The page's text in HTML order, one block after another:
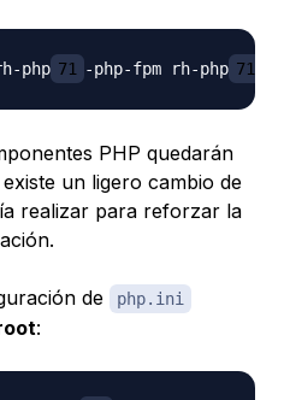
php 71 -php-fpm rh-php 71
PHP quedarán
un ligero cambio de
realizar para reforzar la
de php.ini
: